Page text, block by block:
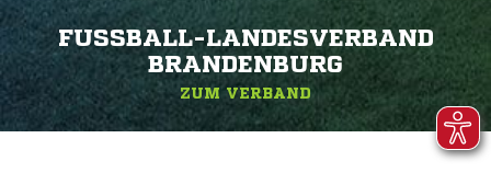
FUSSBALL-LANDESVERBAND B
RANDENBURG
ZUM VERBAND